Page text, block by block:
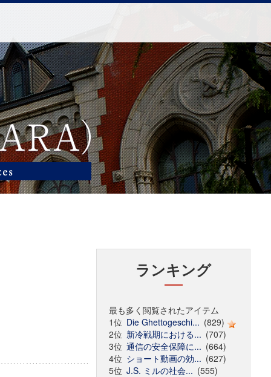
ランキング
最も多く閲覧されたアイテム
1位 Die Ghettogeschi... (829)
2位 新冷戦期における... (707)
3位 通信の安全保障に... (664)
4位 ショート動画の効... (627)
5位 J.S. ミルの社会... (555)